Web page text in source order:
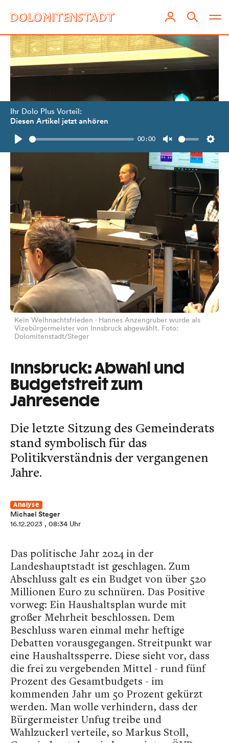
Ihr Dolo Plus Vorteil:
Diesen Artikel jetzt anhören
Play
00:00
Unmute
Kein Weihnachtsfrieden - Hannes Anzengruber wurde als
Vizebürgermeister von Innsbruck abgewählt. Foto:
Dolomitenstadt/Steger
Innsbruck: Abwahl und
Budgetstreit zum
Jahresende
Die letzte Sitzung des Gemeinderats
stand symbolisch für das
Politikverständnis der vergangenen
Jahre.
Analyse
Michael Steger
16.12.2023 , 08:34 Uhr
Das politische Jahr 2024 in der
Landeshauptstadt ist geschlagen. Zum
Abschluss galt es ein Budget von über 520
Millionen Euro zu schnüren. Das Positive
vorweg: Ein Haushaltsplan wurde mit
großer Mehrheit beschlossen. Dem
Beschluss waren einmal mehr heftige
Debatten vorausgegangen. Streitpunkt war
eine Haushaltssperre. Diese sieht vor, dass
die frei zu vergebenden Mittel - rund fünf
Prozent des Gesamtbudgets - im
kommenden Jahr um 50 Prozent gekürzt
werden. Man wolle verhindern, dass der
Bürgermeister Unfug treibe und
Wahlzuckerl verteile, so Markus Stoll,